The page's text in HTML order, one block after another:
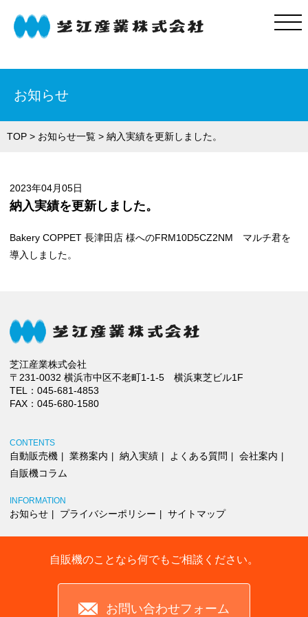
自動販売機 業務案内
お知らせ
お知らせ
TOP > お知らせ一覧 > 納入実績を更新しました。
2023年04月05日
納入実績を更新しました。
Bakery COPPET 長津田店 様へのFRM10D5CZ2NM マルチ君を
導入しました。
芝江産業株式会社
〒231-0032 横浜市中区不老町1-1-5 横浜東芝ビル1F
TEL： 045-681-4853
FAX：045-680-1580
CONTENTS
自動販売機 業務案内 納入実績 よくある質問
会社案内
自販機コラム
INFORMATION
お知らせ プライバシーポリシー サイトマップ
自販機のことなら何でもご相談ください。
お問い合わせフォーム